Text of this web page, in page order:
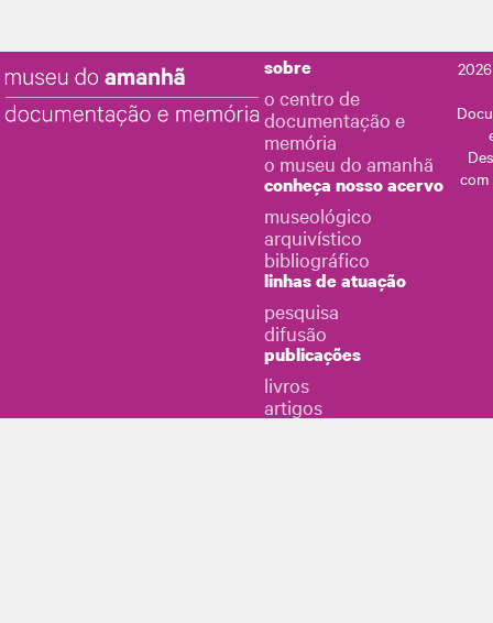
sobre
o centro de
documentação e
memória
o museu do amanhã
conheça nosso acervo
museológico
arquivístico
bibliográfico
linhas de atuação
pesquisa
difusão
publicações
livros
artigos
2026
com